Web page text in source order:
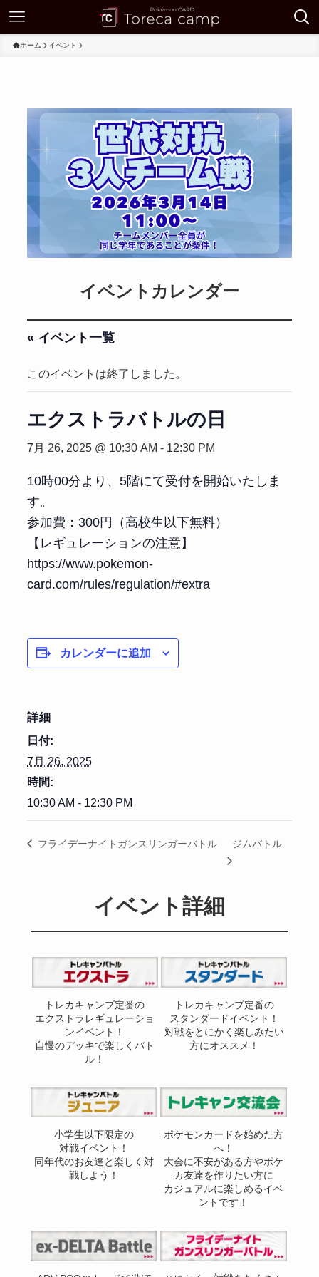
ホーム イベント
イベントカレンダー
« イベント一覧
このイベントは終了しました。
エクストラバトルの日
7月 26, 2025 @ 10:30 AM - 12:30 PM
10時00分より、5階にて受付を開始いたしま
す。
参加費：300円（高校生以下無料）
【レギュレーションの注意】
https://www.pokemon-
card.com/rules/regulation/#extra
カレンダーに追加
詳細
日付:
7月 26, 2025
時間:
10:30 AM - 12:30 PM
フライデーナイトガンスリンガーバトル ジムバトル
イベント詳細
トレカキャンプ定番の
エクストラレギュレーショ
ンイベント！
自慢のデッキで楽しくバト
ル！
トレカキャンプ定番の
スタンダードイベント！
対戦をとにかく楽しみたい
方にオススメ！
小学生以下限定の
対戦イベント！
同年代のお友達と楽しく対
戦しよう！
ポケモンカードを始めた方
へ！
大会に不安がある方やポケ
カ友達を作りたい方に
カジュアルに楽しめるイベ
ントです！